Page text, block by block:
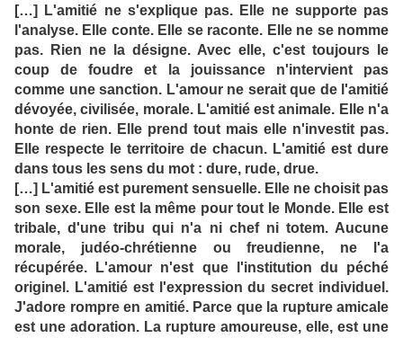
[…] L'amitié ne s'explique pas. Elle ne supporte pas
l'analyse. Elle conte. Elle se raconte. Elle ne se nomme
pas. Rien ne la désigne. Avec elle, c'est toujours le
coup de foudre et la jouissance n'intervient pas
comme une sanction. L'amour ne serait que de l'amitié
dévoyée, civilisée, morale. L'amitié est animale. Elle n'a
honte de rien. Elle prend tout mais elle n'investit pas.
Elle respecte le territoire de chacun. L'amitié est dure
dans tous les sens du mot : dure, rude, drue.
[…] L'amitié est purement sensuelle. Elle ne choisit pas
son sexe. Elle est la même pour tout le Monde. Elle est
tribale, d'une tribu qui n'a ni chef ni totem. Aucune
morale, judéo-chrétienne ou freudienne, ne l'a
récupérée. L'amour n'est que l'institution du péché
originel. L'amitié est l'expression du secret individuel.
J'adore rompre en amitié. Parce que la rupture amicale
est une adoration. La rupture amoureuse, elle, est une